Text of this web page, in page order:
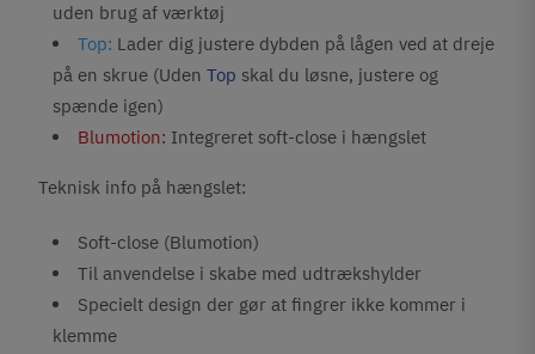
uden brug af værktøj
Top: Lader dig justere dybden på lågen ved at dreje
på en skrue (UdenTop skal du løsne, justere og
spænde igen)
Blumotion: Integreret soft-close i hængslet
Teknisk info på hængslet:
Soft-close (Blumotion)
Til anvendelse i skabe med udtrækshylder
Specielt design der gør at fingrer ikke kommer i
klemme